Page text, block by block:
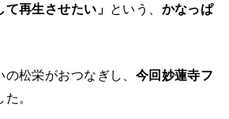
て再生させたい」 という、 かなっぱ
の松栄がおつなぎし、 今回妙蓮寺フ
。